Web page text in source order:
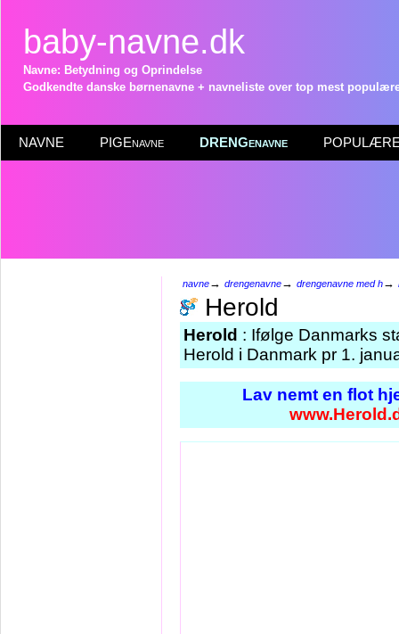
baby-navne.dk
Navne: Betydning og Oprindelse
Godkendte danske børnenavne + navneliste over top mest
NAVNE PIGEnavne DRENGenavne POPULÆRE
navne→ drengenavne→ drengenavne med h→
Herold
Herold : Ifølge Danmarks
Herold i Danmark pr 1.
Lav nemt en flot